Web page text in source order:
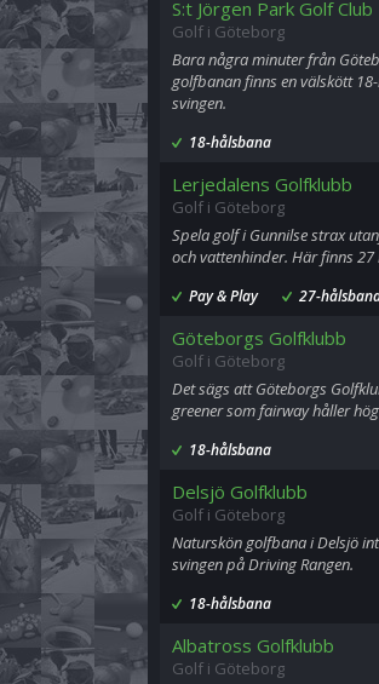
S:t Jörgen Park Golf Club
Golf i Göteborg
Bara några minuter från
golfbanan finns en välskött
svingen.
18-hålsbana
Lerjedalens Golfklubb
Golf i Göteborg
Spela golf i Gunnilse strax
och vattenhinder. Här finns
Pay & Play 27-
Göteborgs Golfklubb
Golf i Göteborg
Det sägs att Göteborgs
greener som fairway håller
18-hålsbana
Delsjö Golfklubb
Golf i Göteborg
Naturskön golfbana i Delsjö
svingen på Driving Rangen.
18-hålsbana
Albatross Golfklubb
Golf i Göteborg